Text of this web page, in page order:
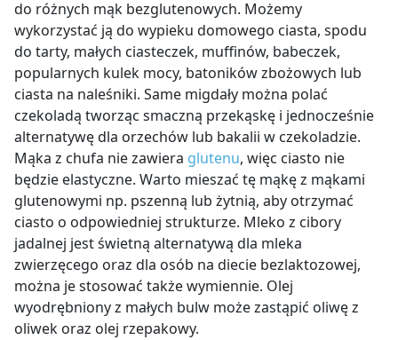
do różnych mąk bezglutenowych. Możemy
wykorzystać ją do wypieku domowego ciasta, spodu
do tarty, małych ciasteczek, muffinów, babeczek,
popularnych kulek mocy, batoników zbożowych lub
ciasta na naleśniki. Same migdały można polać
czekoladą tworząc smaczną przekąskę i jednocześnie
alternatywę dla orzechów lub bakalii w czekoladzie.
Mąka z chufa nie zawiera glutenu, więc ciasto nie
będzie elastyczne. Warto mieszać tę mąkę z mąkami
glutenowymi np. pszenną lub żytnią, aby otrzymać
ciasto o odpowiedniej strukturze. Mleko z cibory
jadalnej jest świetną alternatywą dla mleka
zwierzęcego oraz dla osób na diecie bezlaktozowej,
można je stosować także wymiennie. Olej
wyodrębniony z małych bulw może zastąpić oliwę z
oliwek oraz olej rzepakowy.